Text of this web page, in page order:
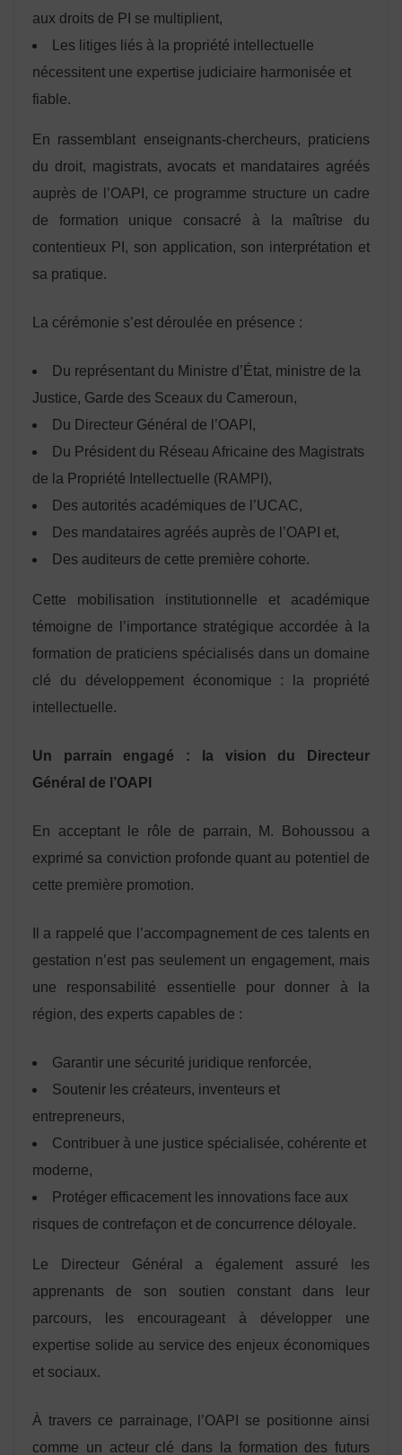
aux droits de PI se multiplient,
Les litiges liés à la propriété intellectuelle
nécessitent une expertise judiciaire harmonisée et
fiable.
En rassemblant enseignants-chercheurs, praticiens
du droit, magistrats, avocats et mandataires agréés
auprès de l’OAPI, ce programme structure un cadre
de formation unique consacré à la maîtrise du
contentieux PI, son application, son interprétation et
sa pratique.
La cérémonie s’est déroulée en présence :
Du représentant du Ministre d’État, ministre de la
Justice, Garde des Sceaux du Cameroun,
Du Directeur Général de l’OAPI,
Du Président du Réseau Africaine des Magistrats
de la Propriété Intellectuelle (RAMPI),
Des autorités académiques de l’UCAC,
Des mandataires agréés auprès de l’OAPI et,
Des auditeurs de cette première cohorte.
Cette mobilisation institutionnelle et académique
témoigne de l’importance stratégique accordée à la
formation de praticiens spécialisés dans un domaine
clé du développement économique : la propriété
intellectuelle.
Un parrain engagé : la vision du Directeur
Général de l’OAPI
En acceptant le rôle de parrain, M. Bohoussou a
exprimé sa conviction profonde quant au potentiel de
cette première promotion.
Il a rappelé que l’accompagnement de ces talents en
gestation n’est pas seulement un engagement, mais
une responsabilité essentielle pour donner à la
région, des experts capables de :
Garantir une sécurité juridique renforcée,
Soutenir les créateurs, inventeurs et
entrepreneurs,
Contribuer à une justice spécialisée, cohérente et
moderne,
Protéger efficacement les innovations face aux
risques de contrefaçon et de concurrence déloyale.
Le Directeur Général a également assuré les
apprenants de son soutien constant dans leur
parcours, les encourageant à développer une
expertise solide au service des enjeux économiques
et sociaux.
À travers ce parrainage, l’OAPI se positionne ainsi
comme un acteur clé dans la formation des futurs